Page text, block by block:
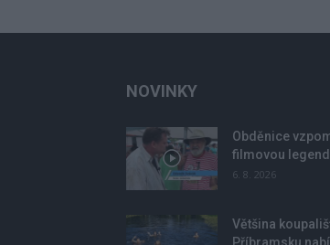
NOVINKY
Obděnice
filmovou
6. 8. 2026
Většina